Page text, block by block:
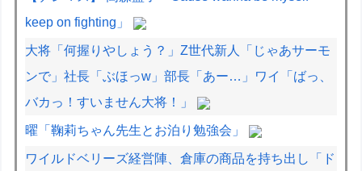
keep on fighting」
大将「何握りやしょう？」Z世代新人「じゃあサーモ
ンで」社長「ぶほっw」部長「あー…」ワイ「ばっ、
バカっ！すいません大将！」
曜「鞠莉ちゃん先生とお泊り勉強会」
ワイルドベリーズ経営陣、倉庫の商品を持ち出し「ド